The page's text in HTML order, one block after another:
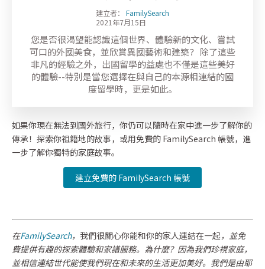
建立者： FamilySearch
2021年7月15日
您是否很渴望能認識這個世界、體驗新的文化、嘗試
可口的外國美食，並欣賞異國藝術和建築？ 除了這些
非凡的經驗之外，出國留學的益處也不僅是這些美好
的體驗--特別是當您選擇在與自己的本源相連結的國
度留學時，更是如此。
如果你現在無法到國外旅行，你仍可以隨時在家中進一步了解你的
傳承！探索你祖籍地的故事，或用免費的 FamilySearch 帳號，進
一步了解你獨特的家庭故事。
建立免費的 FamilySearch 帳號
在FamilySearch， 我們很關心你能和你的家人連結在一起 ，並免
費提供有趣的探索體驗和家譜服務。為什麼？因為我們珍視家庭，
並相信連結世代能使我們現在和未來的生活更加美好。我們是由耶